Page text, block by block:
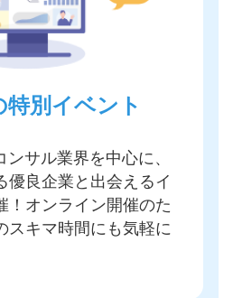
特別イベント
サル業界を中心に、
優良企業と出会えるイ
！オンライン開催のた
スキマ時間にも気軽に